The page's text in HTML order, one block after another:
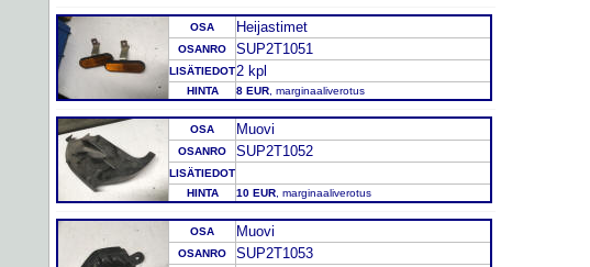
OSA Heijastimet
OSANRO SUP2T1051
LISÄTIEDOT2 kpl
HINTA 8 EUR , marginaaliverotus
OSA Muovi
OSANRO SUP2T1052
LISÄTIEDOT
HINTA
10 EUR , marginaaliverotus
OSA Muovi
OSANRO SUP2T1053